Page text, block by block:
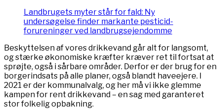
Landbrugets myter står for fald: Ny
undersøgelse finder markante pesticid-
forureninger ved landbrugsejendomme
Beskyttelsen af vores drikkevand går alt for langsomt,
og stærke økonomiske kræfter kræver ret til fortsat at
sprøjte, også i sårbare områder. Derfor er der brug for en
borgerindsats på alle planer, også blandt haveejere. I
2021 er der kommunalvalg, og her må vi ikke glemme
kampen for rent drikkevand – en sag med garanteret
stor folkelig opbakning.